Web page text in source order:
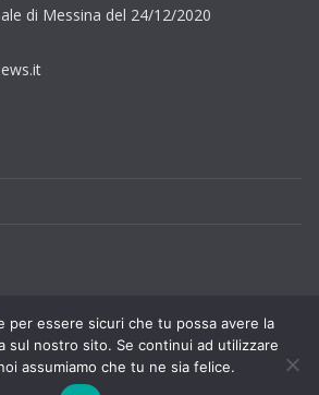
di Messina del 24/12/2020
SportMe NEWS. Tutti i diritti riservati.
per essere sicuri che tu possa avere la
sul nostro sito. Se continui ad utilizzare
assumiamo che tu ne sia felice.